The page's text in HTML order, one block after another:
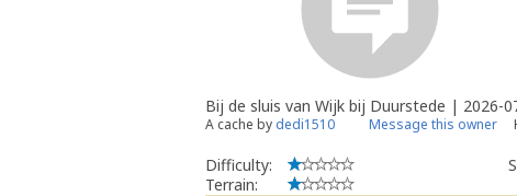
Bij de sluis van Wijk bij Duurstede | 2026-
A cache by dedi1510 Message this owner
Difficulty:
Terrain: